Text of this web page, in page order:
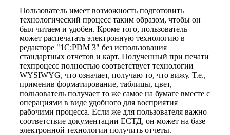
Пользователь имеет возможность подготовить
технологический процесс таким образом, чтобы он
был читаем и удобен. Кроме того, пользователь
может распечатать электронную технологию в
редакторе "1С:PDM 3" без использования
стандартных отчетов и карт. Полученный при печати
техпроцесс полностью соответствует технологии
WYSIWYG, что означает, получаю то, что вижу. Т.е.,
применив форматирование, таблицы, цвет,
пользователь получает то же самое на бумаге вместе с
операциями в виде удобного для восприятия
рабочими процесса. Если же для пользователя важно
соответствие документации ЕСТД, он может на базе
электронной технологии получить отчеты.